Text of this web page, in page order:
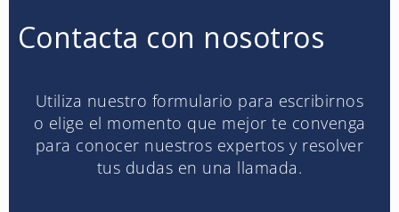
Contacta con nosotros
Utiliza nuestro formulario para escribirnos
o elige el momento que mejor te convenga
para conocer nuestros expertos y resolver
tus dudas en una llamada.